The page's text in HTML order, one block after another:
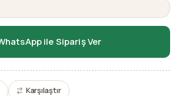
ile Sipariş Ver
Karşılaştır